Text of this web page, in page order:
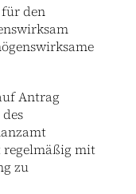
den
Antrag
regelmäßig mit
zu